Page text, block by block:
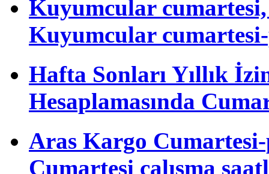
Kuyumcular cumartesi,
Kuyumcular
Hafta Sonları Yıllık
Hesaplamasında
Aras Kargo Cumartesi-
Cumartesi çalışma